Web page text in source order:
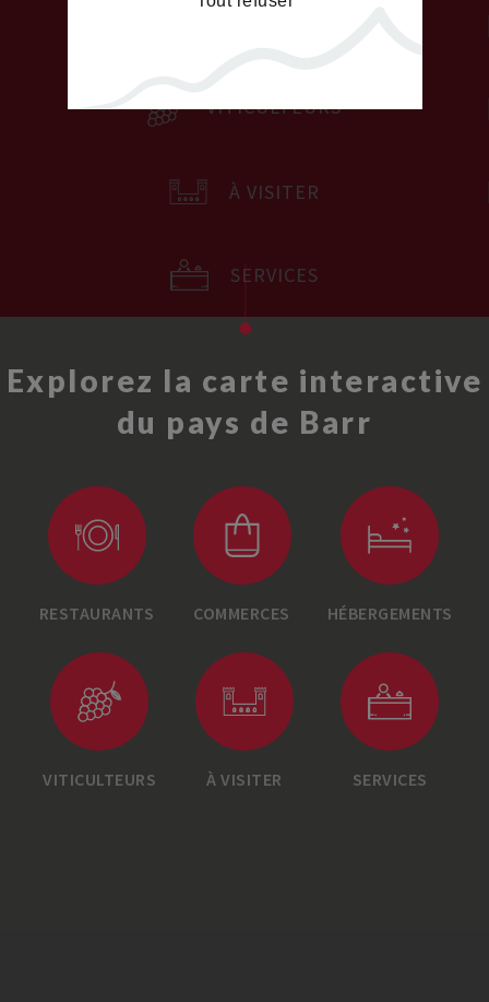
Explorez la carte interactive
du pays de Barr
RESTAURANTS COMMERCES HÉBERGEMENTS
VITICULTEURS À VISITER SERVICES
VITICULTEURS
À VISITER
SERVICES